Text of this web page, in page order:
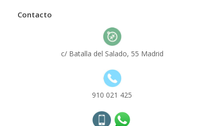
Contacto
c/ Batalla del Salado, 55 Madrid
910 021 425